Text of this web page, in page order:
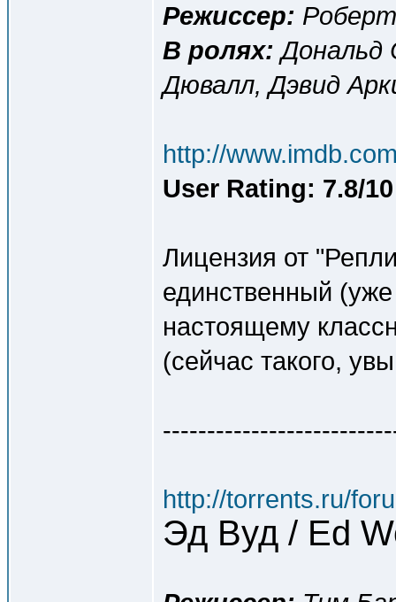
Режиссер:
В ролях: Дональд
Дювалл, Дэвид
http://
User Rating: 7.8/10
Лицензия от
единственный
настоящему
(сейчас такого,
http://torrents.ru/
Эд Вуд / Ed